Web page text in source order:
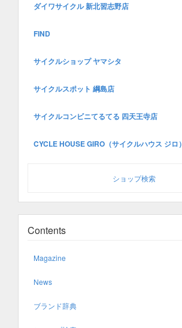
ダイワサイクル 新北習志野店
FIND
サイクルショップ ヤマシタ
サイクルスポット 綱島店
サイクルコンビニてるてる 四天王寺店
CYCLE HOUSE GIRO（サイクルハウス ジロ）
ショップ検索
Contents
Magazine
News
ブランド辞典